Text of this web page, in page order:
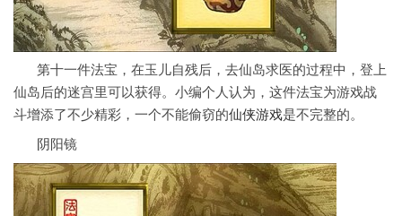
第十一件法宝，在玉儿自残后，去仙岛求医的过程中，登上
仙岛后的迷宫里可以获得。小编个人认为，这件法宝为游戏战
斗增添了不少精彩，一个不能偷窃的仙侠游戏是不完整的。
阴阳镜